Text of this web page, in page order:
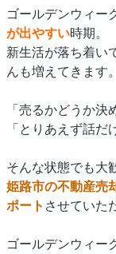
ゴールデンウィー
が出やすい時期。
新生活が落ち着い
んも増えてきます。
「売るかどうか決
「とりあえず話だ
そんな状態でも大
姫路市の不動産売
ポート させていた
ゴールデンウィー